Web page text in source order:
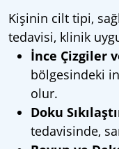
Kişinin cilt tipi,
tedavisi, klinik
İnce Çizgiler
bölgesindeki
olur.
Doku
tedavisinde,